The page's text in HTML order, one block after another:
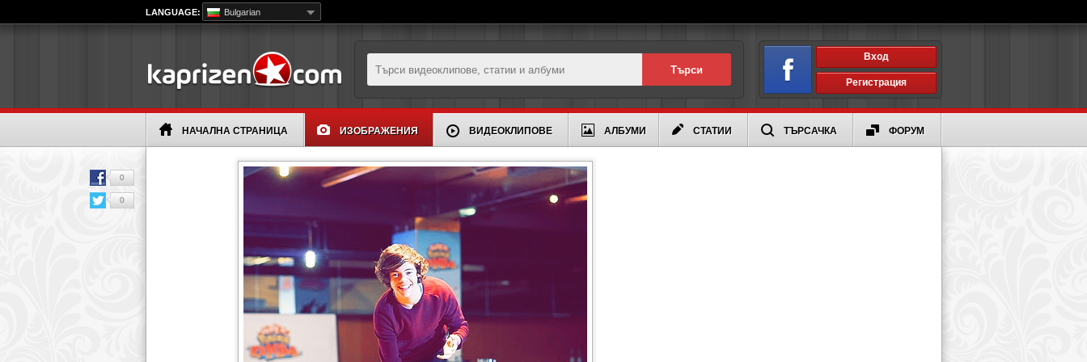
LANGUAGE: Bulgarian
Вход
Регистрация
НАЧАЛНА СТРАНИЦА ИЗОБРАЖЕНИЯ ВИДЕОКЛИПОВЕ АЛБУМИ СТАТИИ ТЪРСАЧКА ФОРУМ
0
0